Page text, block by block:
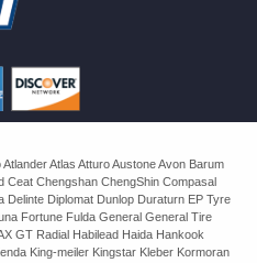
Atlas Atturo Austone Avon Barum
Ceat Chengshan ChengShin Compasal
Diplomat Dunlop Duraturn EP Tyre
Fortune Fulda General General Tire
GT Radial Habilead Haida Hankook
King-meiler Kingstar Kleber Kormoran